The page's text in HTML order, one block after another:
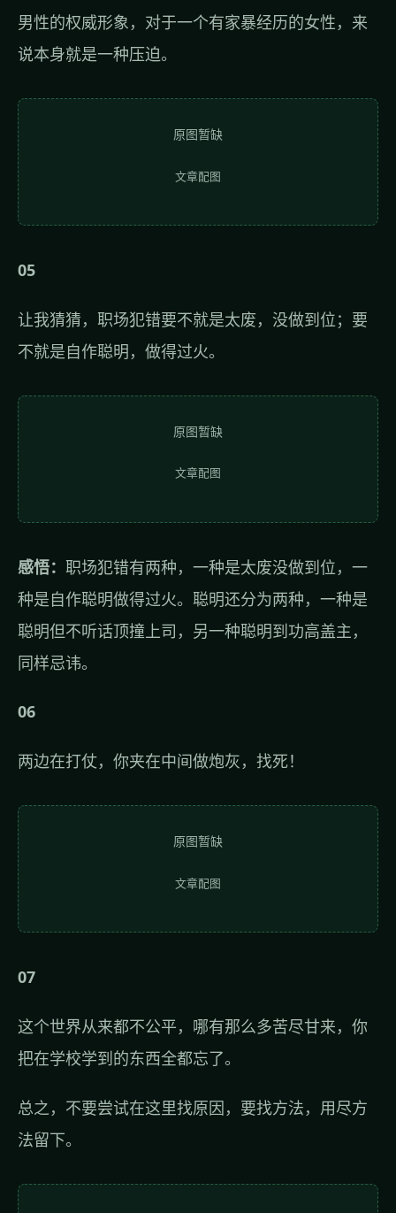
男性的权威形象，对于一个有家暴经历的女性，来
说本身就是一种压迫。
原图暂缺
文章配图
05
让我猜猜，职场犯错要不就是太废，没做到位；要
不就是自作聪明，做得过火。
原图暂缺
文章配图
感悟： 职场犯错有两种，一种是太废没做到位，一
种是自作聪明做得过火。聪明还分为两种，一种是
聪明但不听话顶撞上司，另一种聪明到功高盖主，
同样忌讳。
06
两边在打仗，你夹在中间做炮灰，找死！
原图暂缺
文章配图
07
这个世界从来都不公平，哪有那么多苦尽甘来，你
把在学校学到的东西全都忘了。
总之，不要尝试在这里找原因，要找方法，用尽方
法留下。